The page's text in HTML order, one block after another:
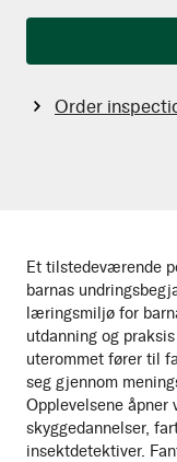
Et tilstedeværende
barnas
læringsmiljø for
utdanning og
uterommet fører til
seg gjennom
Opplevelsene åpner
skyggedannelser,
insektdetektiver.
Order